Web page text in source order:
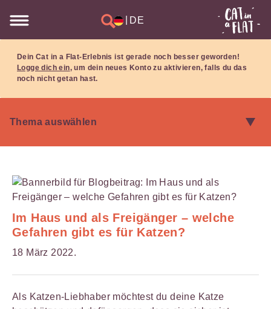
DE
Dein Cat in a Flat-Erlebnis ist gerade noch besser geworden!
Logge dich ein, um dein neues Konto zu aktivieren, falls du das
noch nicht getan hast.
Im Haus und als Freigänger – welche
Gefahren gibt es für Katzen?
18 März 2022.
Als Katzen-Liebhaber möchtest du deine Katze